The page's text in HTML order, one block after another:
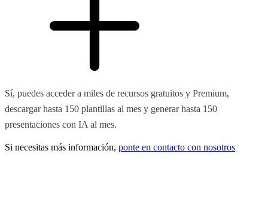
Sí, puedes acceder a miles de recursos gratuitos y Premium,
descargar hasta 150 plantillas al mes y generar hasta 150
presentaciones con IA al mes.
Si necesitas más información, ponte en contacto con nosotros